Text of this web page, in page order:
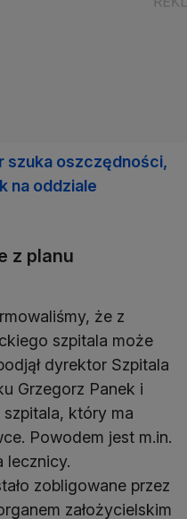
szuka oszczędności,
na oddziale
z planu
że z
szpitala może
dyrektor Szpitala
Grzegorz Panek i
szpitala, który ma
Powodem jest m.in.
lecznicy.
zobligowane przez
założycielskim